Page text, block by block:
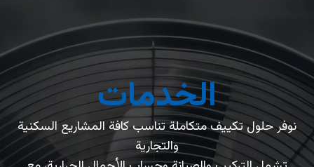
الخدمات
نوفر حلول تكييف متكاملة تناسب كافة المشاريع السكنية
والتجارية